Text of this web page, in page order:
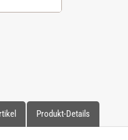
Produkt-Details